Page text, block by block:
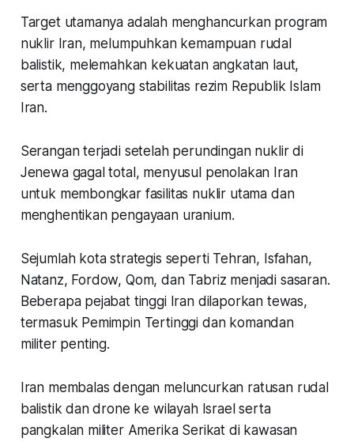
Target utamanya adalah menghancurkan program
nuklir Iran, melumpuhkan kemampuan rudal
balistik, melemahkan kekuatan angkatan laut,
serta menggoyang stabilitas rezim Republik Islam
Iran.
Serangan terjadi setelah perundingan nuklir di
Jenewa gagal total, menyusul penolakan Iran
untuk membongkar fasilitas nuklir utama dan
menghentikan pengayaan uranium.
Sejumlah kota strategis seperti Tehran, Isfahan,
Natanz, Fordow, Qom, dan Tabriz menjadi sasaran.
Beberapa pejabat tinggi Iran dilaporkan tewas,
termasuk Pemimpin Tertinggi dan komandan
militer penting.
Iran membalas dengan meluncurkan ratusan rudal
balistik dan drone ke wilayah Israel serta
pangkalan militer Amerika Serikat di kawasan